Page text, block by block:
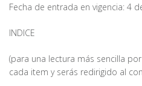
Fecha de entrada en vigencia: 4
INDICE
(para una lectura más sencilla
cada item y serás redirigido al